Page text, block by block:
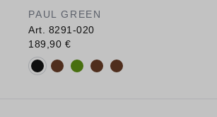
PAUL GREEN
Art. 8291-020
189,90 €
Verfügbare Farbvarianten: